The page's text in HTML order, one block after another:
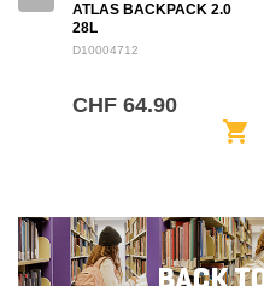
ATLAS BACKPACK 2.0
28L
D10004712
CHF 64.90
shopping_cart